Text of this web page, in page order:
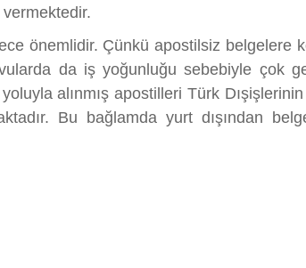
önemlidir. Çünkü apostilsiz
da iş yoğunluğu sebebiyle çok
alınmış apostilleri Türk
Bu bağlamda yurt dışından